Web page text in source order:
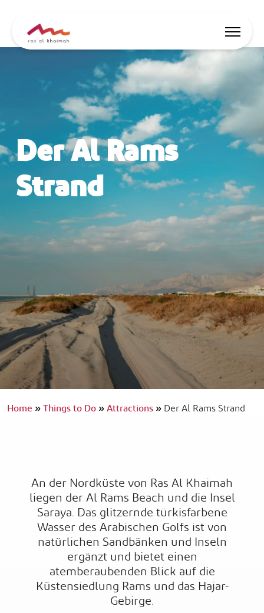
Inspiriert werden
Wo übernachten
Dinge zu tun
Reise planen
Der Al Rams
Strand
Home»Things to Do»Attractions»Der Al Rams Strand
An der Nordküste von Ras Al Khaimah
liegen der Al Rams Beach und die Insel
Saraya. Das glitzernde türkisfarbene
Wasser des Arabischen Golfs ist von
natürlichen Sandbänken und Inseln
ergänzt und bietet einen
atemberaubenden Blick auf die
Küstensiedlung Rams und das Hajar-
Gebirge.